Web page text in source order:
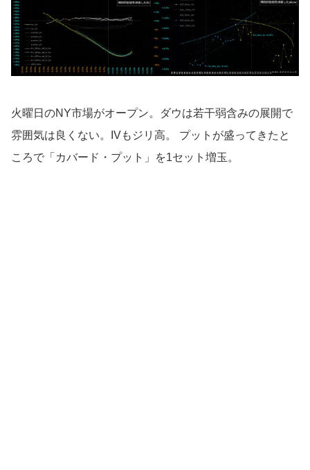
火曜日のNY市場がオープン。ダウは若干弱含みの展開で
雰囲気は良くない。IVもジリ高。 プットが盛ってきたと
ころで「カバード・プット」を1セット増玉。